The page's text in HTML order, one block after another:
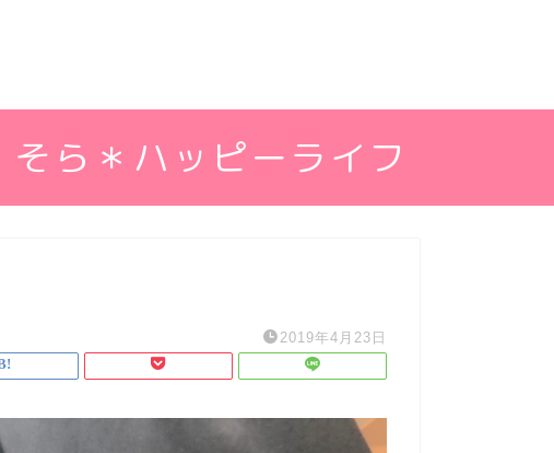
そら＊ハッピーライフ
2019年4月23日